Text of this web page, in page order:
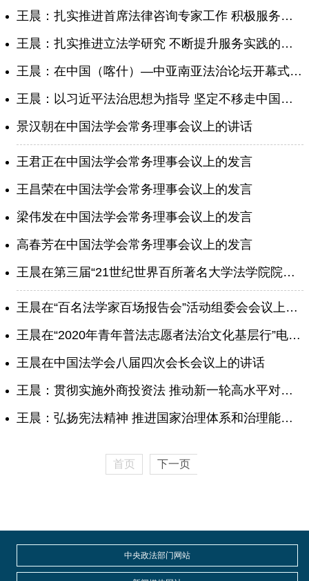
王晨：扎实推进首席法律咨询专家工作 积极服务平安中国法治中国建设
王晨：扎实推进立法学研究 不断提升服务实践的能力水平
王晨：在中国（喀什）—中亚南亚法治论坛开幕式上的致辞
王晨：以习近平法治思想为指导 坚定不移走中国特色社会主义法治道路
景汉朝在中国法学会常务理事会议上的讲话
王君正在中国法学会常务理事会议上的发言
王昌荣在中国法学会常务理事会议上的发言
梁伟发在中国法学会常务理事会议上的发言
高春芳在中国法学会常务理事会议上的发言
王晨在第三届“21世纪世界百所著名大学法学院院长论坛”上的致辞
王晨在“百名法学家百场报告会”活动组委会会议上的讲话
王晨在“2020年青年普法志愿者法治文化基层行”电视电话会议上的讲话
王晨在中国法学会八届四次会长会议上的讲话
王晨：贯彻实施外商投资法 推动新一轮高水平对外开放
王晨：弘扬宪法精神 推进国家治理体系和治理能力现代化
首页 下一页
中央政法部门网站